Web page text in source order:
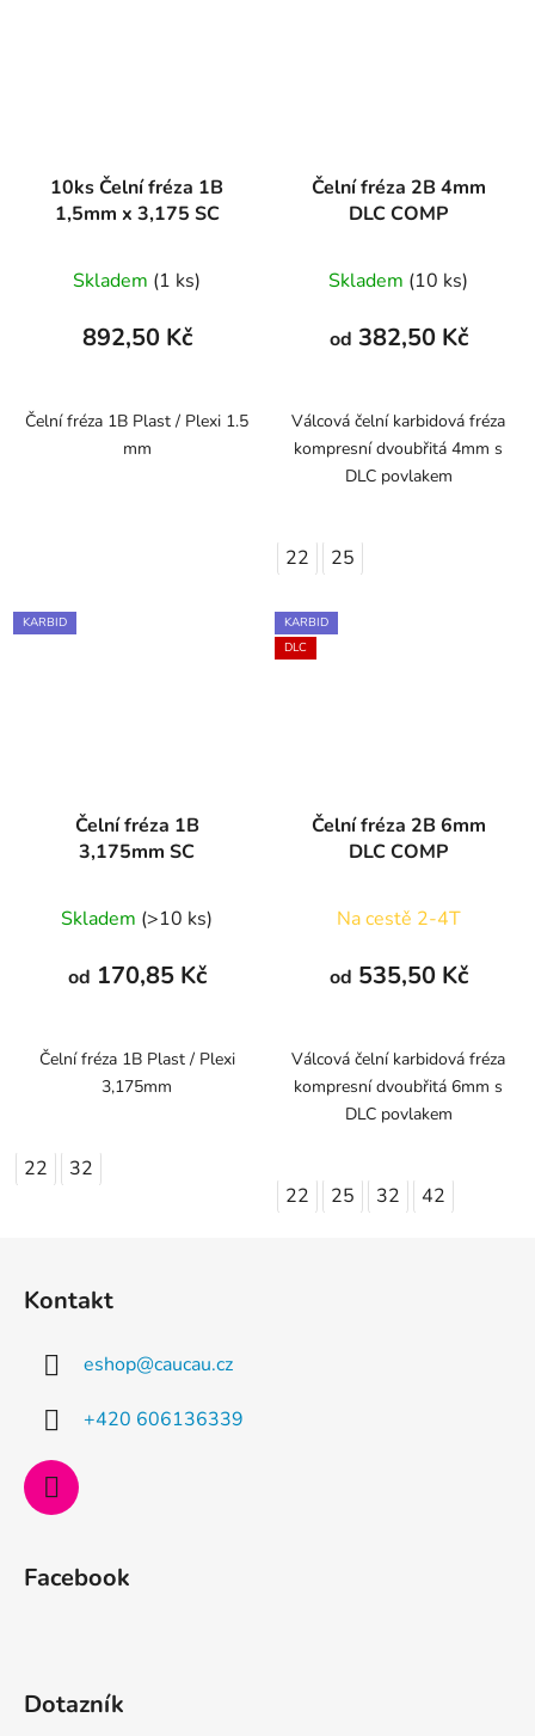
10ks Čelní fréza 1B
1,5mm x 3,175 SC
Skladem (1 ks)
892,50 Kč
Čelní fréza 1B Plast / Plexi 1.5
mm
Čelní fréza 2B 4mm
DLC COMP
Skladem (10 ks)
od 382,50 Kč
Válcová čelní karbidová fréza
kompresní dvoubřitá 4mm s
DLC povlakem
22 25
KARBID
Čelní fréza 1B
3,175mm SC
Skladem (>10 ks)
od 170,85 Kč
Čelní fréza 1B Plast / Plexi
3,175mm
22 32
KARBID
DLC
Čelní fréza 2B 6mm
DLC COMP
Na cestě 2-4T
od 535,50 Kč
Válcová čelní karbidová fréza
kompresní dvoubřitá 6mm s
DLC povlakem
22 25 32 42
Kontakt
eshop@caucau.cz
+420 606136339
Facebook
Dotazník